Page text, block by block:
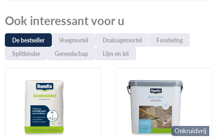
Ook interessant voor u
De bestseller Voegmortel Drainagemortel
Fundering
Splitbinder
Gereedschap Lijm en kit
Onkruidvrij